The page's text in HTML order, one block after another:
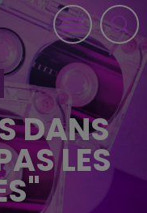
DANS
LES